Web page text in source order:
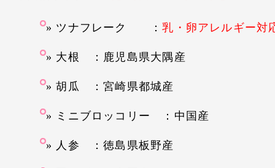
ツナフレーク ：乳・卵アレルギー対
大根 ：鹿児島県大隅産
胡瓜 ：宮崎県都城産
ミニブロッコリー ：中国産
人参 ：徳島県板野産